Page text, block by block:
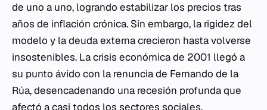
de uno a uno, logrando estabilizar los precios tras
años de inflación crónica. Sin embargo, la rigidez del
modelo y la deuda externa crecieron hasta volverse
insostenibles. La crisis económica de 2001 llegó a
su punto ávido con la renuncia de Fernando de la
Rúa, desencadenando una recesión profunda que
afectó a casi todos los sectores sociales.